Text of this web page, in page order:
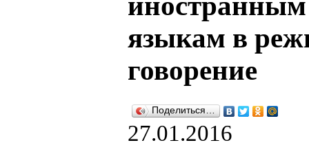
языкам в
говорение
Поделиться…
27.01.2016